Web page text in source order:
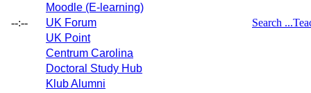
--:--
Moodle (E-learning)
UK Forum
UK Point
Centrum Carolina
Doctoral Study Hub
Klub Alumni
Search ...